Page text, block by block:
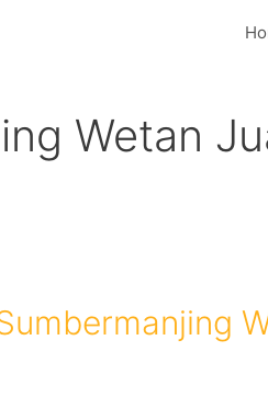
Wetan